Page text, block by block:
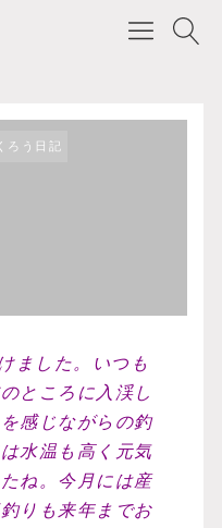
ろう日記
ました。いつも
ところに入渓し
感じながらの釣
水温も高く元気
ね。今月には産
りも来年までお